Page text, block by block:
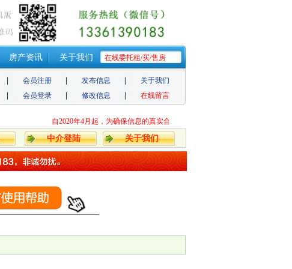
房产资讯 关于我们 在线委托租/买/售房
会员注册 发布信息
关于我们
会员登录 修改信息 在线留言
自2020年4月起，为确保信息的真实合法性，个人发布信息需要审核，周期1
中介登陆 关于我们